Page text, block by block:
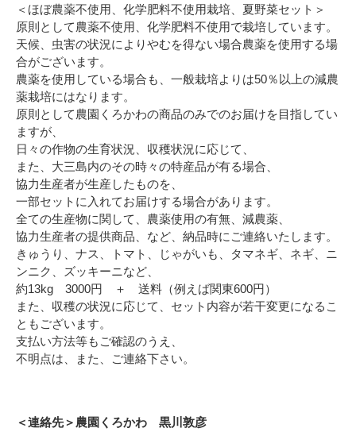
＜ほぼ農薬不使用、化学肥料不使用栽培、夏野菜セット＞
原則として農薬不使用、化学肥料不使用で栽培しています。
天候、虫害の状況によりやむを得ない場合農薬を使用する場
合がございます。
農薬を使用している場合も、一般栽培よりは50％以上の減農
薬栽培にはなります。
原則として農園くろかわの商品のみでのお届けを目指してい
ますが、
日々の作物の生育状況、収穫状況に応じて、
また、大三島内のその時々の特産品が有る場合、
協力生産者が生産したものを、
一部セットに入れてお届けする場合があります。
全ての生産物に関して、農薬使用の有無、減農薬、
協力生産者の提供商品、など、納品時にご連絡いたします。
きゅうり、ナス、トマト、じゃがいも、タマネギ、ネギ、ニ
ンニク、ズッキーニなど、
約13kg 3000円 ＋ 送料（例えば関東600円）
また、収穫の状況に応じて、セット内容が若干変更になるこ
ともございます。
支払い方法等もご確認のうえ、
不明点は、また、ご連絡下さい。
＜連絡先＞農園くろかわ 黒川敦彦